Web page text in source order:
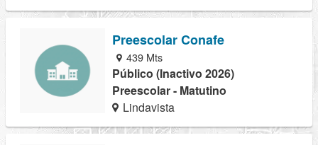
Preescolar Conafe
439 Mts
Público (Inactivo 2026)
Preescolar - Matutino
Lindavista